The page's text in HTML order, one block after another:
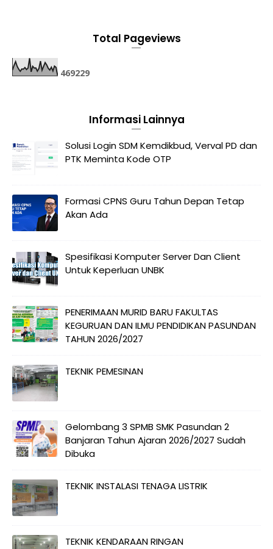
Total Pageviews
469229
Informasi Lainnya
Solusi Login SDM Kemdikbud, Verval PD dan
PTK Meminta Kode OTP
Formasi CPNS Guru Tahun Depan Tetap
Akan Ada
Spesifikasi Komputer Server Dan Client
Untuk Keperluan UNBK
PENERIMAAN MURID BARU FAKULTAS
KEGURUAN DAN ILMU PENDIDIKAN PASUNDAN
TAHUN 2026/2027
TEKNIK PEMESINAN
Gelombang 3 SPMB SMK Pasundan 2
Banjaran Tahun Ajaran 2026/2027 Sudah
Dibuka
TEKNIK INSTALASI TENAGA LISTRIK
TEKNIK KENDARAAN RINGAN